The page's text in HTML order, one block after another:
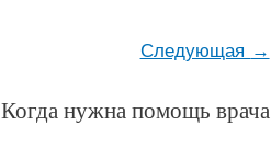
Следующая →
Когда нужна помощь врача